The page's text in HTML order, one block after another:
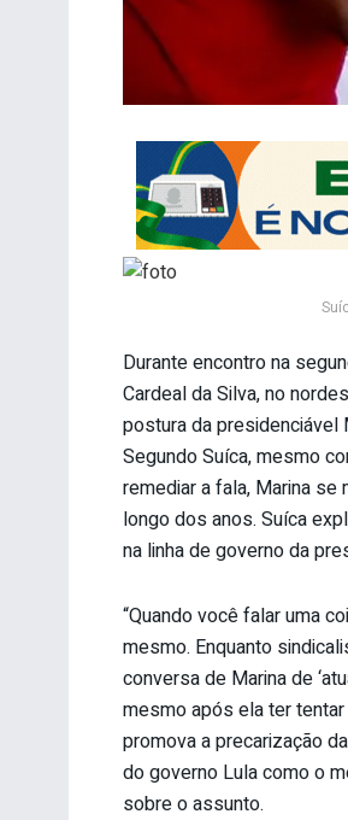
Durante encontro na
Cardeal da Silva, no
postura da presidenciável
Segundo Suíca, mesmo
remediar a fala, Marina
longo dos anos. Suíca
na linha de governo da
“Quando você falar uma
mesmo. Enquanto
conversa de Marina de
mesmo após ela ter
promova a precarização
do governo Lula como o
sobre o assunto.